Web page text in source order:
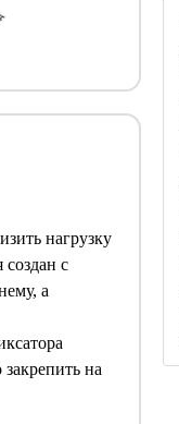
нагрузку
с
а
на